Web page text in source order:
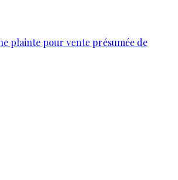
plainte pour vente présumée de